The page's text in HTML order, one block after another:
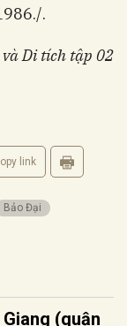
.
Di tích tập 02
link
Bảo Đại
(quận